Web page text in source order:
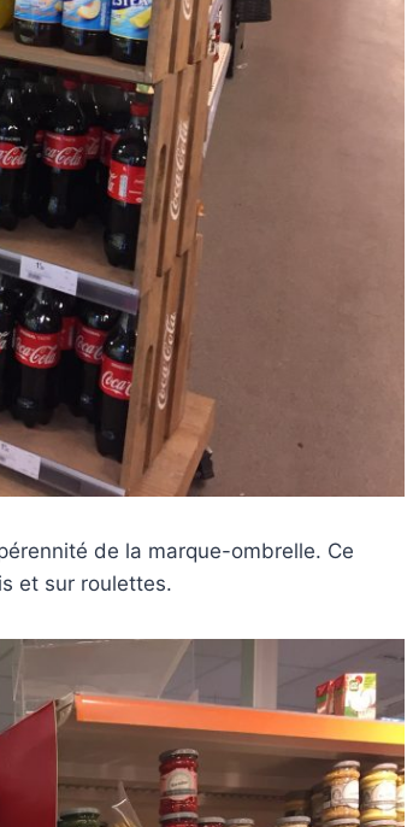
de la marque-ombrelle. Ce
et sur roulettes.